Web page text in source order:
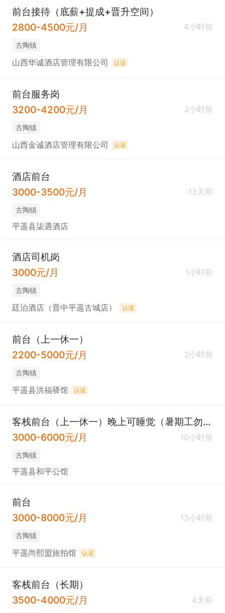
前台接待（底薪+提成+晋升空间）
2800-4500元/月
4小时前
古陶镇
山西华诚酒店管理有限公司 认证
前台服务岗
3200-4200元/月
2小时前
古陶镇
山西金诚酒店管理有限公司 认证
酒店前台
3000-3500元/月
13天前
古陶镇
平遥县柒遇酒店
酒店司机岗
3000元/月
1小时前
古陶镇
廷泊酒店（晋中平遥古城店） 认证
前台（上一休一）
2200-5000元/月
2小时前
古陶镇
平遥县洪福驿馆 认证
客栈前台（上一休一）晚上可睡觉（暑期工勿扰）
3000-6000元/月
10小时前
古陶镇
平遥县和平公馆
前台
3000-8000元/月
13小时前
古陶镇
平遥尚熙盟旅拍馆 认证
客栈前台（长期）
3500-4000元/月
4天前